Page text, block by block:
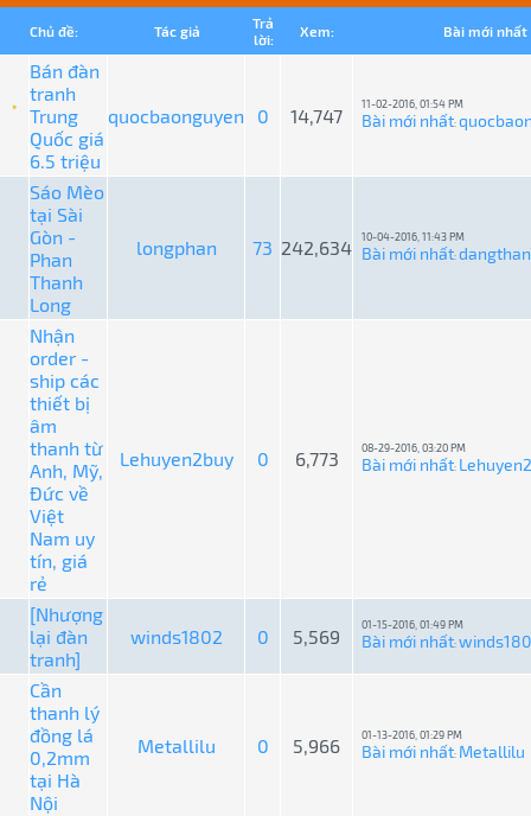
Chủ đề: Tác giả
Trả
lời:
Xem: Bài mới nhất
Bán đàn
tranh
Trung
Quốc giá
6.5 triệu
quocbaonguyen 0 14,747
11-02-2016, 01:54 PM
Bài mới nhất:
Sáo Mèo
tại Sài
Gòn -
Phan
Thanh
Long
longphan 73 242,634 10-04-2016, 11:43 PM
Bài mới nhất:
Nhận
order -
ship các
thiết bị
âm
thanh từ
Anh, Mỹ,
Đức về
Việt
Nam uy
tín, giá
rẻ
Lehuyen2buy 0 6,773 08-29-2016, 03:20 PM
Bài mới nhất:
[Nhượng
lại đàn
tranh]
winds1802 0 5,569
01-15-2016, 01:49 PM
Bài mới nhất:
Cần
thanh lý
đồng lá
0,2mm
tại Hà
Nội
Metallilu 0 5,966 01-13-2016, 01:29 PM
Bài mới nhất: Metallilu